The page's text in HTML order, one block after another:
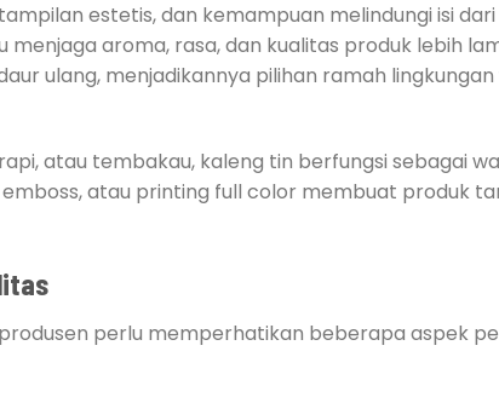
estetis, dan kemampuan melindungi isi dari
aroma, rasa, dan kualitas produk lebih
ulang, menjadikannya pilihan ramah lingkungan
atau tembakau, kaleng tin berfungsi sebagai
atau printing full color membuat produk
perlu memperhatikan beberapa aspek